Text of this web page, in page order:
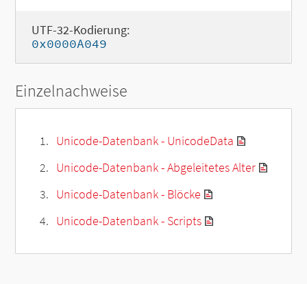
UTF-32-Kodierung:
0x0000A049
Einzelnachweise
Unicode-Datenbank - UnicodeData
Unicode-Datenbank - Abgeleitetes Alter
Unicode-Datenbank - Blöcke
Unicode-Datenbank - Scripts